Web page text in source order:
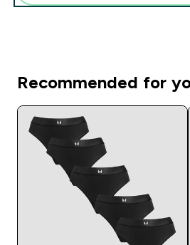
Recommended for